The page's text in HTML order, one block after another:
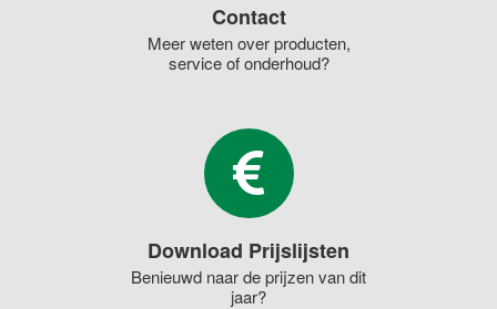
Contact
Meer weten over producten,
service of onderhoud?
Download Prijslijsten
Benieuwd naar de prijzen van dit
jaar?